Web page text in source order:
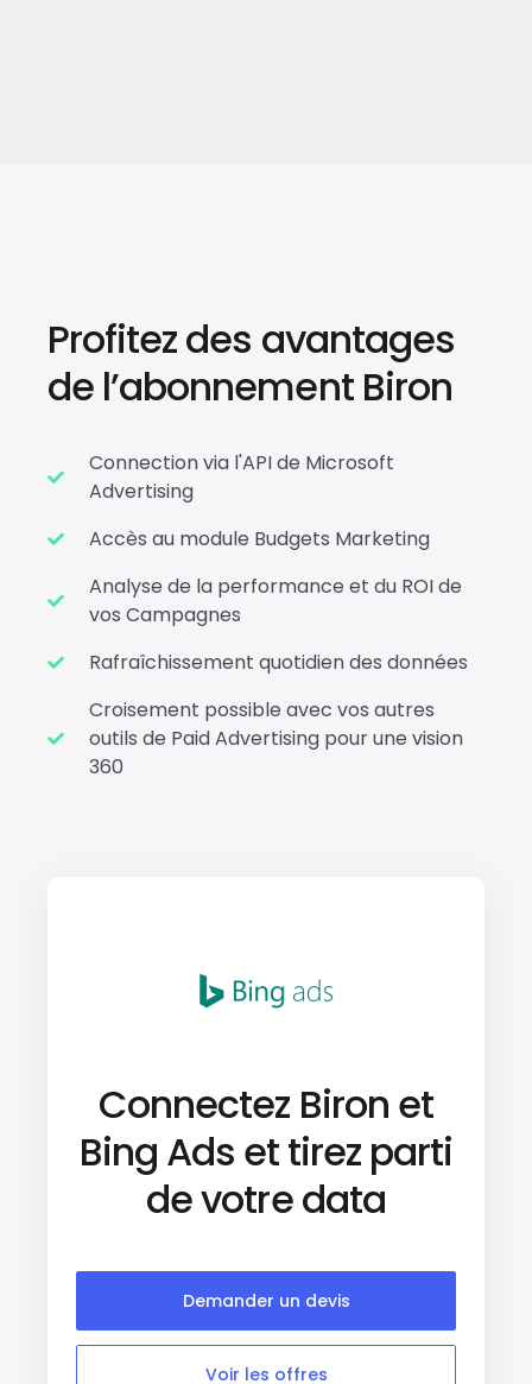
Profitez des avantages
de l’abonnement Biron
Connection via l'API de Microsoft
Advertising
Accès au module Budgets Marketing
Analyse de la performance et du ROI de
vos Campagnes
Rafraîchissement quotidien des données
Croisement possible avec vos autres
outils de Paid Advertising pour une vision
360
Connectez Biron et
Bing Ads et tirez parti
de votre data
Demander un devis
Voir les offres